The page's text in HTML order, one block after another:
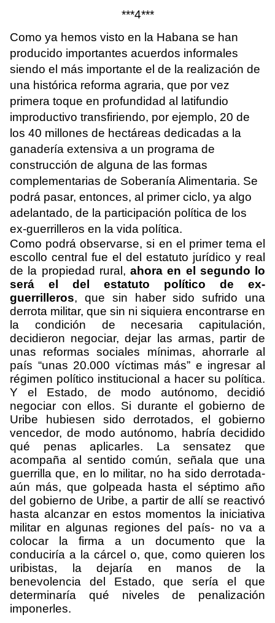
***4***
Como ya hemos visto en la Habana se han
producido importantes acuerdos informales
siendo el más importante el de la realización de
una histórica reforma agraria, que por vez
primera toque en profundidad al latifundio
improductivo transfiriendo, por ejemplo, 20 de
los 40 millones de hectáreas dedicadas a la
ganadería extensiva a un programa de
construcción de alguna de las formas
complementarias de Soberanía Alimentaria. Se
podrá pasar, entonces, al primer ciclo, ya algo
adelantado, de la participación política de los
ex-guerrilleros en la vida política.
Como podrá observarse, si en el primer tema el
escollo central fue el del estatuto jurídico y real
de la propiedad rural, ahora en el segundo lo
será el del estatuto político de ex-
guerrilleros, que sin haber sido sufrido una
derrota militar, que sin ni siquiera encontrarse en
la condición de necesaria capitulación,
decidieron negociar, dejar las armas, partir de
unas reformas sociales mínimas, ahorrarle al
país “unas 20.000 víctimas más” e ingresar al
régimen político institucional a hacer su política.
Y el Estado, de modo autónomo, decidió
negociar con ellos. Si durante el gobierno de
Uribe hubiesen sido derrotados, el gobierno
vencedor, de modo autónomo, habría decidido
qué penas aplicarles. La sensatez que
acompaña al sentido común, señala que una
guerrilla que, en lo militar, no ha sido derrotada-
aún más, que golpeada hasta el séptimo año
del gobierno de Uribe, a partir de allí se reactivó
hasta alcanzar en estos momentos la iniciativa
militar en algunas regiones del país- no va a
colocar la firma a un documento que la
conduciría a la cárcel o, que, como quieren los
uribistas, la dejaría en manos de la
benevolencia del Estado, que sería el que
determinaría qué niveles de penalización
imponerles.